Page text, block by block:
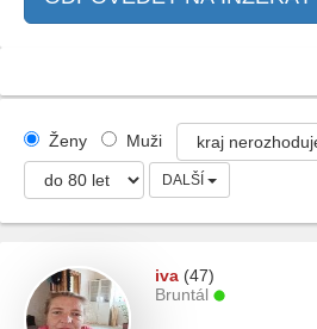
Ženy Muži
DALŠÍ
iva (47)
Bruntál